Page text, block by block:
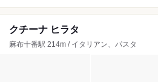
クチーナ ヒラタ
麻布十番駅 214m / イタリアン、パスタ